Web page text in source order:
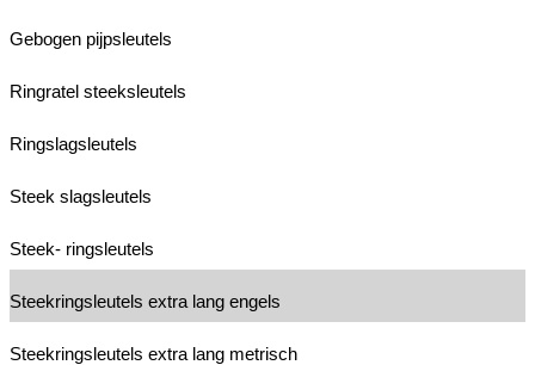
Gebogen pijpsleutels
Ringratel steeksleutels
Ringslagsleutels
Steek slagsleutels
Steek- ringsleutels
Steekringsleutels extra lang engels
Steekringsleutels extra lang metrisch